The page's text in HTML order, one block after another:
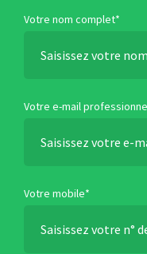
Votre nom complet*
Votre e-mail
Votre mobile*